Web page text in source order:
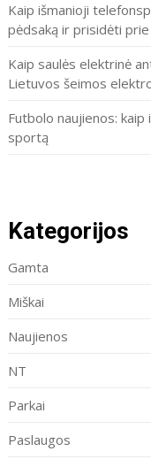
Kaip išmanioji
pėdsaką ir prisidėti
Kaip saulės elektrinė
Lietuvos šeimos
Futbolo naujienos:
sportą
Kategorijos
Gamta
Miškai
Naujienos
NT
Parkai
Paslaugos